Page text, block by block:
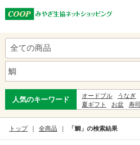
人気のキーワード オードブル うなぎ
夏ギフト
お盆 寿司
トップ 全商品 「鯛」の検索結果